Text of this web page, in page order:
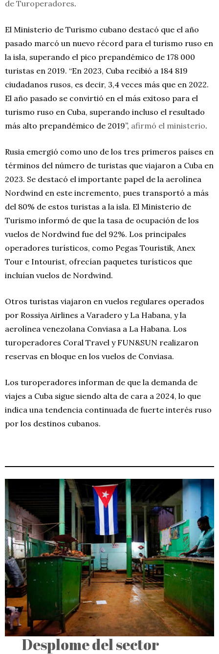
de Turoperadores.
El Ministerio de Turismo cubano destacó que el año
pasado marcó un nuevo récord para el turismo ruso en
la isla, superando el pico prepandémico de 178 000
turistas en 2019. “En 2023, Cuba recibió a 184 819
ciudadanos rusos, es decir, 3,4 veces más que en 2022.
El año pasado se convirtió en el más exitoso para el
turismo ruso en Cuba, superando incluso el resultado
más alto prepandémico de 2019”, afirmó el ministerio.
Rusia emergió como uno de los tres primeros países en
términos del número de turistas que viajaron a Cuba en
2023. Se destacó el importante papel de la aerolínea
Nordwind en este incremento, pues transportó a más
del 80% de estos turistas a la isla. El Ministerio de
Turismo informó de que la tasa de ocupación de los
vuelos de Nordwind fue del 92%. Los principales
operadores turísticos, como Pegas Touristik, Anex
Tour e Intourist, ofrecían paquetes turísticos que
incluían vuelos de Nordwind.
Otros turistas viajaron en vuelos regulares operados
por Rossiya Airlines a Varadero y La Habana, y la
aerolínea venezolana Conviasa a La Habana. Los
turoperadores Coral Travel y FUN&SUN realizaron
reservas en bloque en los vuelos de Conviasa.
Los turoperadores informan de que la demanda de
viajes a Cuba sigue siendo alta de cara a 2024, lo que
indica una tendencia continuada de fuerte interés ruso
por los destinos cubanos.
Desplome del sector